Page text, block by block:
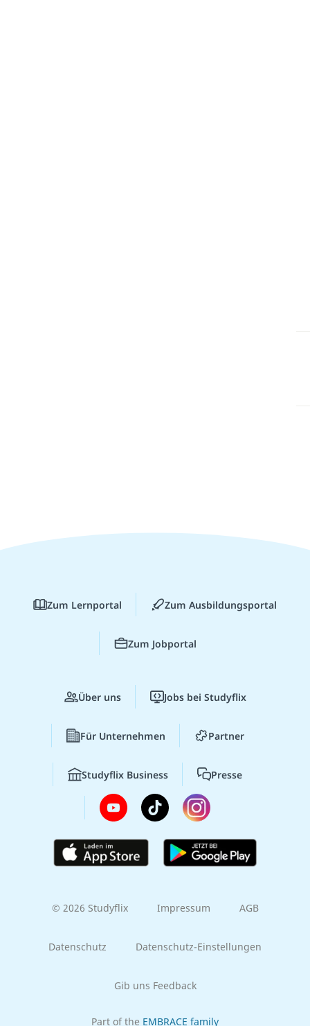
Zum Lernportal Zum Ausbildungsportal
Zum Jobportal
Über uns Jobs bei Studyflix
Für Unternehmen Partner
Studyflix Business Presse
© 2026 Studyflix Impressum AGB
Datenschutz Datenschutz-Einstellungen
Gib uns Feedback
Part of the EMBRACE family